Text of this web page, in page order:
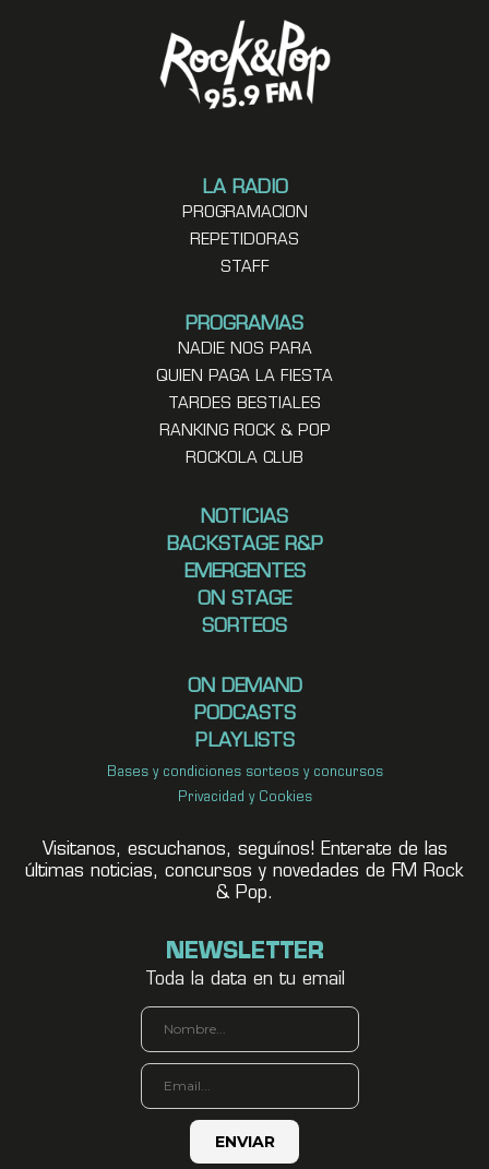
LA RADIO
PROGRAMACION
REPETIDORAS
STAFF
PROGRAMAS
NADIE NOS PARA
QUIEN PAGA LA FIESTA
TARDES BESTIALES
RANKING ROCK & POP
ROCKOLA CLUB
NOTICIAS
BACKSTAGE R&P
EMERGENTES
ON STAGE
SORTEOS
ON DEMAND
PODCASTS
PLAYLISTS
Bases y condiciones sorteos y concursos
Privacidad y Cookies
Visitanos, escuchanos, seguínos! Enterate de las
últimas noticias, concursos y novedades de FM Rock
& Pop.
NEWSLETTER
Toda la data en tu email